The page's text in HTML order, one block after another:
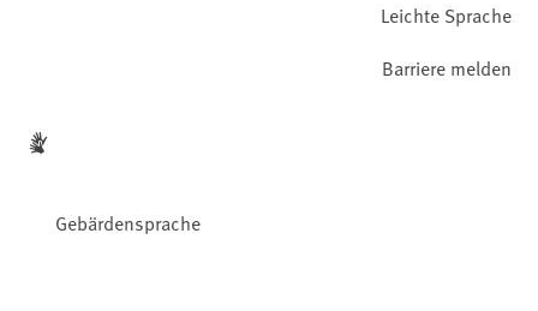
Leichte Sprache
Gebärdensprache
Barriere melden